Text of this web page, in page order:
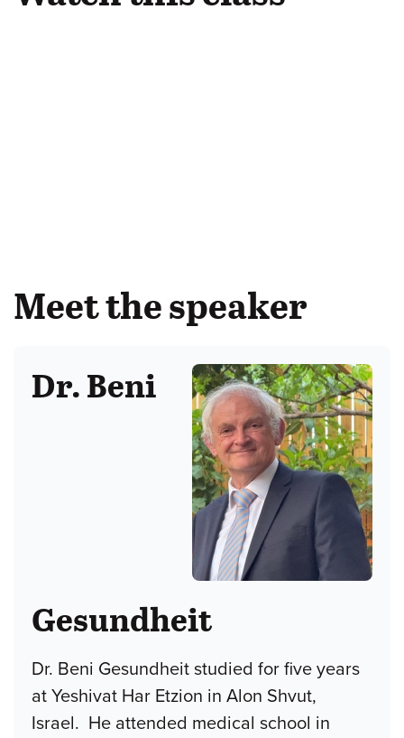
Meet the speaker
Dr. Beni
Gesundheit
Dr. Beni Gesundheit studied for five years
at Yeshivat Har Etzion in Alon Shvut,
Israel. He attended medical school in